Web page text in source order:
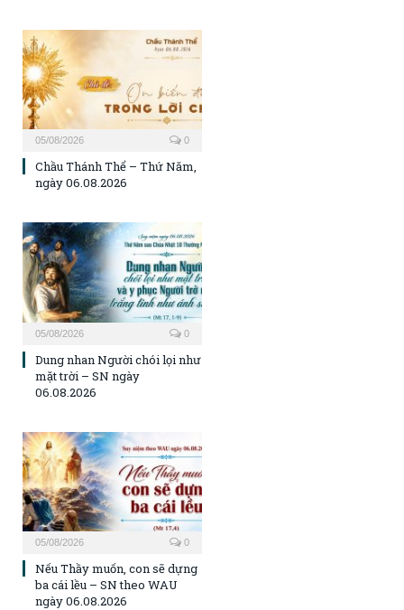
05/08/2026 0
Chầu Thánh Thể – Thứ Năm,
ngày 06.08.2026
05/08/2026 0
Dung nhan Người chói lọi như
mặt trời – SN ngày
06.08.2026
05/08/2026 0
Nếu Thầy muốn, con sẽ dựng
ba cái lều – SN theo WAU
ngày 06.08.2026